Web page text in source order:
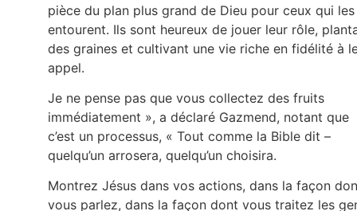
pièce du plan plus grand de Dieu pour ceux qui les
entourent. Ils sont heureux de jouer leur rôle,
des graines et cultivant une vie riche en fidélité à
appel.
Je ne pense pas que vous collectez des fruits
immédiatement », a déclaré Gazmend, notant que
c’est un processus, « Tout comme la Bible dit –
quelqu’un arrosera, quelqu’un choisira.
Montrez Jésus dans vos actions, dans la façon
vous parlez, dans la façon dont vous traitez les